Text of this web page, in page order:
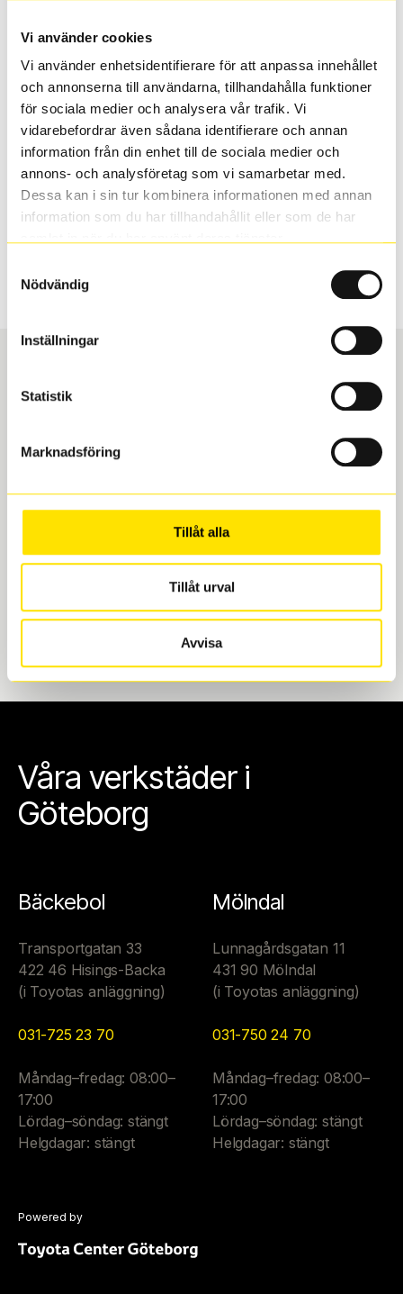
Vi använder cookies
Vi använder enhetsidentifierare för att anpassa innehållet
och annonserna till användarna, tillhandahålla funktioner
för sociala medier och analysera vår trafik. Vi
vidarebefordrar även sådana identifierare och annan
information från din enhet till de sociala medier och
annons- och analysföretag som vi samarbetar med.
Dessa kan i sin tur kombinera informationen med annan
information som du har tillhandahållit eller som de har
Nödvändig
Inställningar
Statistik
Marknadsföring
Tillåt alla
Tillåt urval
Avvisa
Passar detta däck min bil?
Ange registreringsnummer för att se om det däck du
valt passar din bilmodell. Om du köper däck som skall
sättas på dina befintliga fälgar, se till att kolla en extra
gång så att däck och fälg har samma dimensioner.
Ibland kan fälgen ha bytts ut under årens lopp och
inte vara samma dimension som bilen hade ut från
fabrik.
S Sök
Boka och hämta hos Däckspecialen
När du beställer dina nya däck eller fälgar hos oss
Göteborg. Välj mellan Hisingen (Bäckebol) eller
upphämtning eller service. När vi byter dina däck ser
vi till att de uppfyller alla krav för en säker körning.
Våra verkstäder i
Göteborg
Bäckebol
Transportgatan 33
422 46 Hisings-Backa
(i Toyotas anläggning)
031-725 23 70
Måndag–fredag: 08:00–
17:00
Lördag–söndag: stängt
Helgdagar: stängt
Mölndal
Lunnagårdsgatan 11
431 90 Mölndal
(i Toyotas anläggning)
031-750 24 70
Måndag–fredag: 08:00–
17:00
Lördag–söndag: stängt
Helgdagar: stängt
Powered by